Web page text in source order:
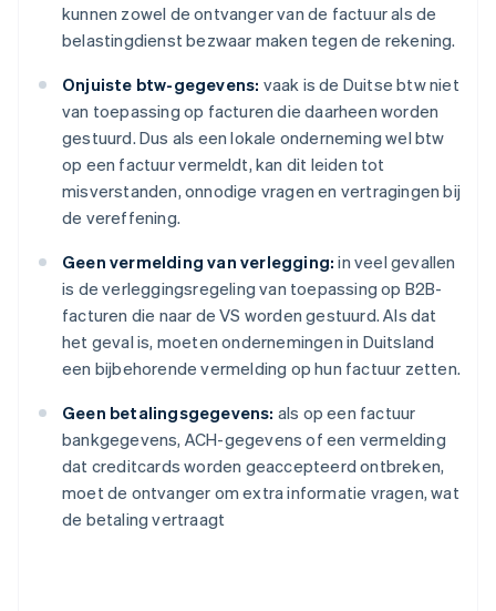
kunnen zowel de ontvanger van de factuur als de
belastingdienst bezwaar maken tegen de rekening.
Onjuiste btw-gegevens: vaak is de Duitse btw niet
van toepassing op facturen die daarheen worden
gestuurd. Dus als een lokale onderneming wel btw
op een factuur vermeldt, kan dit leiden tot
misverstanden, onnodige vragen en vertragingen bij
de vereffening.
Geen vermelding van verlegging: in veel gevallen
is de verleggingsregeling van toepassing op B2B-
facturen die naar de VS worden gestuurd. Als dat
het geval is, moeten ondernemingen in Duitsland
een bijbehorende vermelding op hun factuur zetten.
Geen betalingsgegevens: als op een factuur
bankgegevens, ACH-gegevens of een vermelding
dat creditcards worden geaccepteerd ontbreken,
moet de ontvanger om extra informatie vragen, wat
de betaling vertraagt